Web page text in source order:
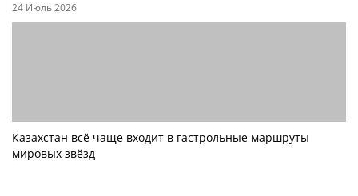
24 Июль 2026
Казахстан всё чаще входит в гастрольные маршруты
мировых звёзд